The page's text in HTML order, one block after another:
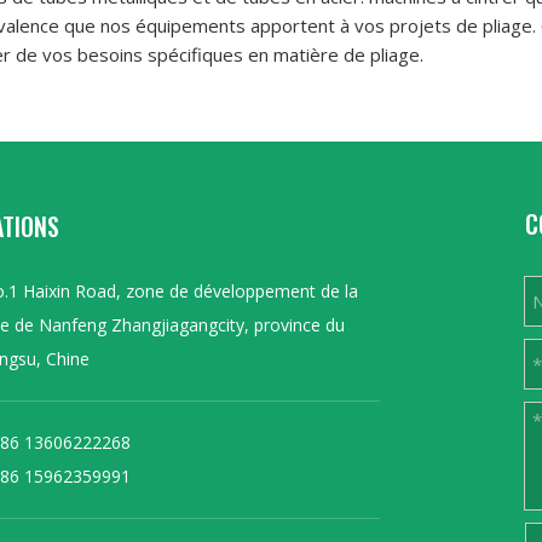
que nos équipements apportent à vos projets de
de vos besoins spécifiques en matière de pliage.
Haixin Road, zone de développement de la
de Nanfeng Zhangjiagangcity, province du
Chine
13606222268
15962359991